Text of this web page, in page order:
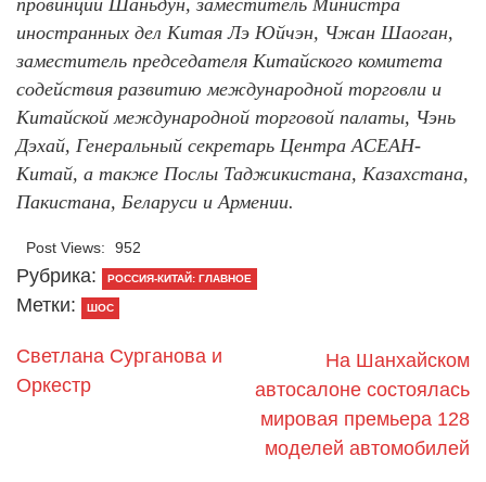
провинции Шаньдун, заместитель Министра
иностранных дел Китая Лэ Юйчэн, Чжан Шаоган,
заместитель председателя Китайского комитета
содействия развитию международной торговли и
Китайской международной торговой палаты, Чэнь
Дэхай, Генеральный секретарь Центра АСЕАН-
Китай, а также Послы Таджикистана, Казахстана,
Пакистана, Беларуси и Армении.
Post Views: 952
Рубрика: РОССИЯ-КИТАЙ: ГЛАВНОЕ
Метки: ШОС
Светлана Сурганова и
Оркестр
На Шанхайском
автосалоне состоялась
мировая премьера 128
моделей автомобилей